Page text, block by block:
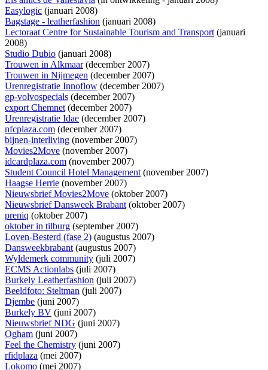
Easylogic (januari 2008)
Bagstage - leatherfashion (januari 2008)
Lectoraat Centre for Sustainable Tourism and Transport(januari
2008)
Studio Dubio (januari 2008)
Trouwen in Alkmaar(december 2007)
Trouwen in Nijmegen (december 2007)
Urenregistratie Innoflow (december 2007)
gp-volvospecials (december 2007)
export Chemnet(december 2007)
Urenregistratie Idae (december 2007)
nfcplaza.com (december 2007)
bijnen-interliving (november 2007)
Movies2Move (november 2007)
idcardplaza.com (november 2007)
Student Council Hotel Management(november 2007)
Haagse Herrie (november 2007)
Nieuwsbrief Movies2Move (oktober 2007)
Nieuwsbrief Dansweek Brabant(oktober 2007)
preniq (oktober 2007)
oktober in tilburg (september 2007)
Loven-Besterd (fase 2) (augustus 2007)
Dansweekbrabant(augustus 2007)
Wyldemerk community (juli 2007)
ECMS Actionlabs (juli 2007)
Burkely Leatherfashion (juli 2007)
Beeldfoto: Steltman (juli 2007)
Djembe (juni 2007)
Burkely BV (juni 2007)
Nieuwsbrief NDG (juni 2007)
Ogham (juni 2007)
Feel the Chemistry (juni 2007)
rfidplaza (mei 2007)
Lokomo (mei 2007)